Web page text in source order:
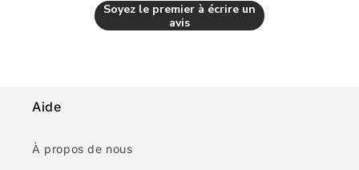
Soyez le premier à écrire un
avis
Aide
À propos de nous